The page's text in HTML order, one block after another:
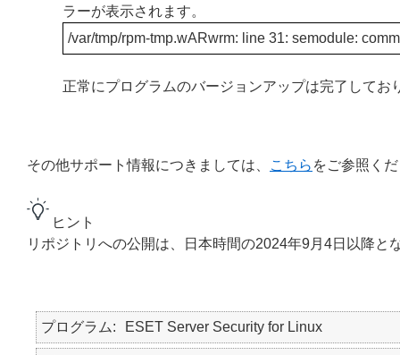
ラーが表示されます。
/var/tmp/rpm-tmp.wARwrm: line 31: semodule:
正常にプログラムのバージョンアップは完了して
その他サポート情報につきましては、 こちら をご参照く
ヒント
リポジトリへの公開は、日本時間の2024年9月4日以降と
プログラム ESET Server Security for Linux